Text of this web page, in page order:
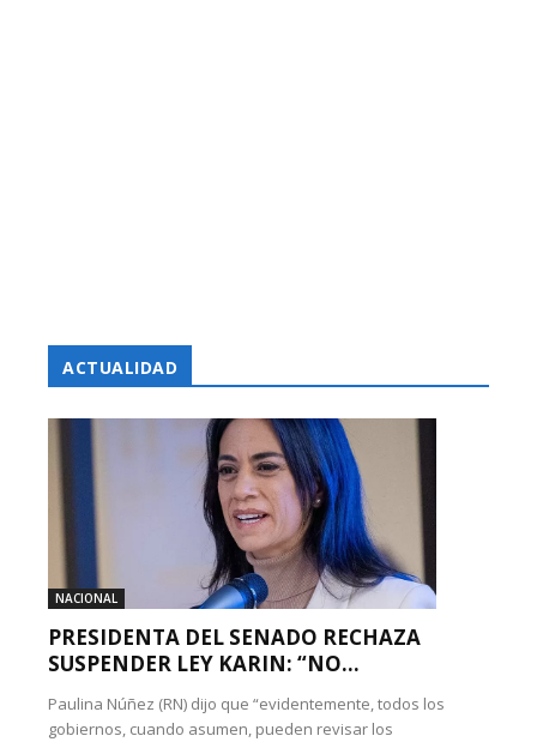
ACTUALIDAD
NACIONAL
PRESIDENTA DEL SENADO RECHAZA
SUSPENDER LEY KARIN: “NO...
Paulina Núñez (RN) dijo que “evidentemente, todos los
gobiernos, cuando asumen, pueden revisar los